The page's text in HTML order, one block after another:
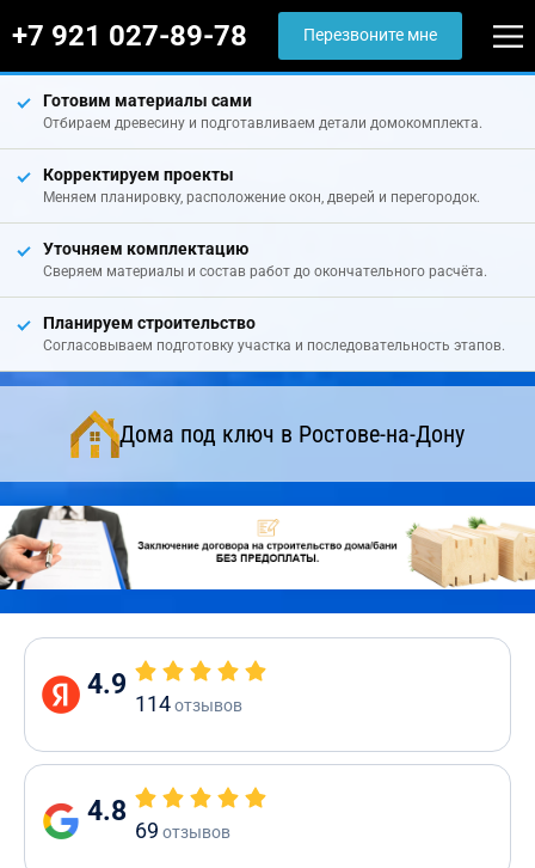
+7 921 027-89-78 Перезвоните мне
Готовим материалы сами
Отбираем древесину и подготавливаем детали домокомплекта.
Корректируем проекты
Меняем планировку, расположение окон, дверей и перегородок.
Уточняем комплектацию
Сверяем материалы и состав работ до окончательного расчёта.
Планируем строительство
Согласовываем подготовку участка и последовательность этапов.
Дома под ключ в Ростове-на-Дону
4.9
114отзывов
4.8
69 отзывов